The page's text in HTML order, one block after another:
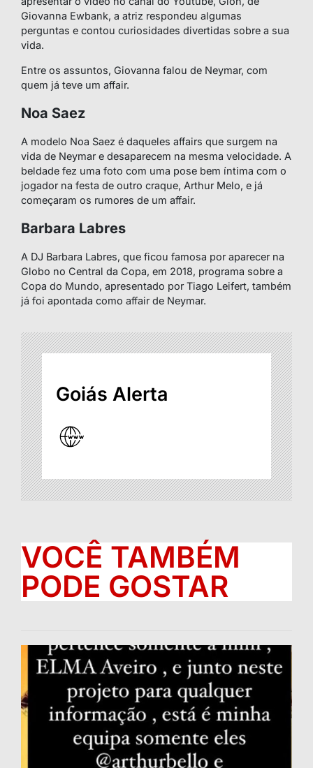
Giovanna Ewbank, a atriz respondeu algumas
perguntas e contou curiosidades divertidas sobre a sua
vida.
Entre os assuntos, Giovanna falou de Neymar, com
quem já teve um affair.
Noa Saez
A modelo Noa Saez é daqueles affairs que surgem na
vida de Neymar e desaparecem na mesma velocidade. A
beldade fez uma foto com uma pose bem íntima com o
jogador na festa de outro craque, Arthur Melo, e já
começaram os rumores de um affair.
Barbara Labres
A DJ Barbara Labres, que ficou famosa por aparecer na
Globo no Central da Copa, em 2018, programa sobre a
Copa do Mundo, apresentado por Tiago Leifert, também
já foi apontada como affair de Neymar.
Goiás Alerta
VOCÊ TAMBÉM
PODE GOSTAR